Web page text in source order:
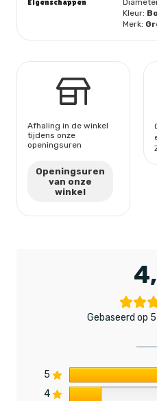
Kleur:
Merk:
Afhaling in de winkel
tijdens onze
openingsuren
Openingsuren
van onze
winkel
Gebaseerd op
5
4